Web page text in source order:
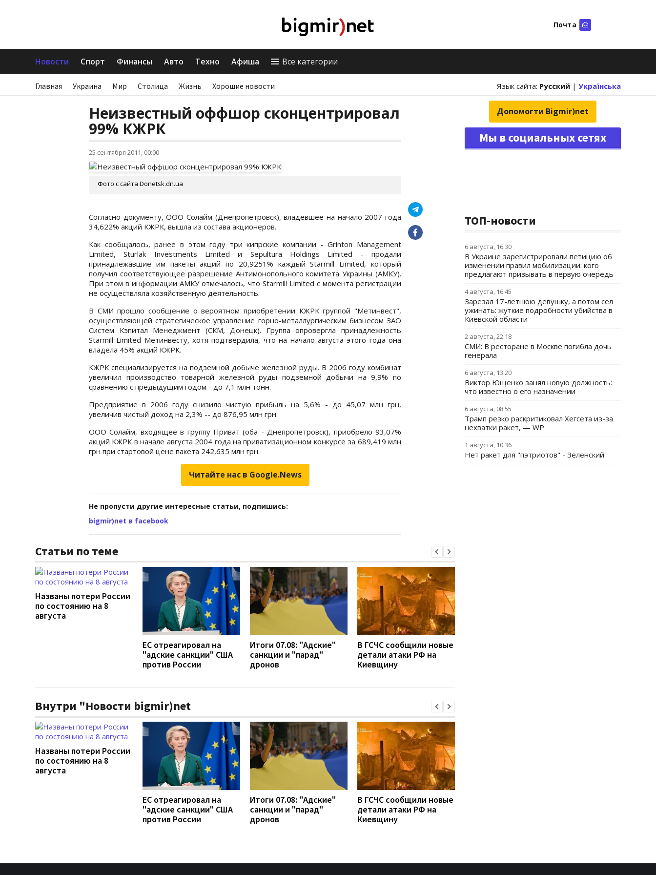
Почта
Новости Спорт Финансы Авто Техно Афиша Все категории
Главная Украина Мир Столица Жизнь Хорошие новости Язык сайта: Русский | Українська
Неизвестный оффшор сконцентрировал
99% КЖРК
25 сентября 2011, 00:00
Фото с сайта Donetsk.dn.ua
Согласно документу, ООО Солайм (Днепропетровск), владевшее на начало 2007 года
34,622% акций КЖРК, вышла из состава акционеров.
Как сообщалось, ранее в этом году три кипрские компании - Grinton Management
Limited, Sturlak Investments Limited и Sepultura Holdings Limited - продали
принадлежавшие им пакеты акций по 20,9251% каждый Starmill Limited, который
получил соответствующее разрешение Антимонопольного комитета Украины (АМКУ).
При этом в информации АМКУ отмечалось, что Starmill Limited с момента регистрации
не осуществляла хозяйственную деятельность.
В СМИ прошло сообщение о вероятном приобретении КЖРК группой "Метинвест",
осуществляющей стратегическое управление горно-металлургическим бизнесом ЗАО
Систем Кэпитал Менеджмент (СКМ, Донецк). Группа опровергла принадлежность
Starmill Limited Метинвесту, хотя подтвердила, что на начало августа этого года она
владела 45% акций КЖРК.
КЖРК специализируется на подземной добыче железной руды. В 2006 году комбинат
увеличил производство товарной железной руды подземной добычи на 9,9% по
сравнению с предыдущим годом - до 7,1 млн тонн.
Предприятие в 2006 году снизило чистую прибыль на 5,6% - до 45,07 млн грн,
увеличив чистый доход на 2,3% -- до 876,95 млн грн.
ООО Солайм, входящее в группу Приват (оба - Днепропетровск), приобрело 93,07%
акций КЖРК в начале августа 2004 года на приватизационном конкурсе за 689,419 млн
грн при стартовой цене пакета 242,635 млн грн.
Читайте нас в Google.News
Не пропусти другие интересные статьи, подпишись:
bigmir)net в facebook
Статьи по теме
Названы потери России
по состоянию на 8
августа
ЕС отреагировал на
"адские санкции" США
против России
Итоги 07.08: "Адские"
санкции и "парад"
дронов
В ГСЧС сообщили новые
детали атаки РФ на
Киевщину
Внутри "Новости bigmir)net
Названы потери России
по состоянию на 8
августа
ЕС отреагировал на
"адские санкции" США
против России
Итоги 07.08: "Адские"
санкции и "парад"
дронов
В ГСЧС сообщили новые
детали атаки РФ на
Киевщину
Допомогти Bigmir)net
Мы в социальных сетях
ТОП-новости
6 августа, 16:30
В Украине зарегистрировали петицию об
изменении правил мобилизации: кого
предлагают призывать в первую очередь
4 августа, 16:45
Зарезал 17-летнюю девушку, а потом сел
ужинать: жуткие подробности убийства в
Киевской области
2 августа, 22:18
СМИ: В ресторане в Москве погибла дочь
генерала
6 августа, 13:20
Виктор Ющенко занял новую должность:
что известно о его назначении
6 августа, 08:55
Трамп резко раскритиковал Хегсета из-за
нехватки ракет, — WP
1 августа, 10:36
Нет ракет для "пэтриотов" - Зеленский